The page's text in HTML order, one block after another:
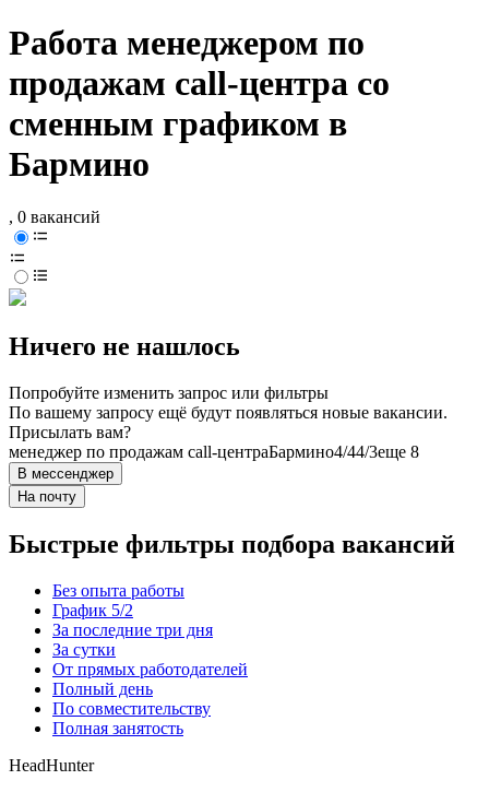
Работа менеджером по
продажам call-центра со
сменным графиком в
Бармино
, 0 вакансий
Ничего не нашлось
Попробуйте изменить запрос или фильтры
По вашему запросу ещё будут появляться новые вакансии.
Присылать вам?
менеджер по продажам call-центраБармино4/44/3еще 8
В мессенджер
На почту
Быстрые фильтры подбора вакансий
Без опыта работы
График 5/2
За последние три дня
За сутки
От прямых работодателей
Полный день
По совместительству
Полная занятость
HeadHunter